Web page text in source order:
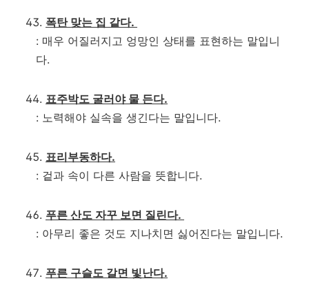
폭탄 맞는 집 같다.
: 매우 어질러지고 엉망인 상태를 표현하는 말입니
다.
표주박도 굴러야 물 든다.
: 노력해야 실속을 생긴다는 말입니다.
표리부동하다.
: 겉과 속이 다른 사람을 뜻합니다.
푸른 산도 자꾸 보면 질린다.
: 아무리 좋은 것도 지나치면 싫어진다는 말입니다.
푸른 구슬도 갈면 빛난다.